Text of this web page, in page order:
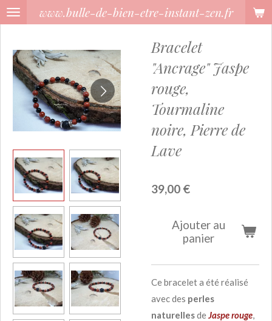
Passer
principal
www.bulle-de-bien-etre-instant-zen.fr
Bracelet
"Ancrage" Jaspe
rouge,
Tourmaline
noire, Pierre de
Lave
39,00 €
Ajouter au
panier
Ce bracelet a été réalisé
avec des perles
naturellesdeJaspe rouge,